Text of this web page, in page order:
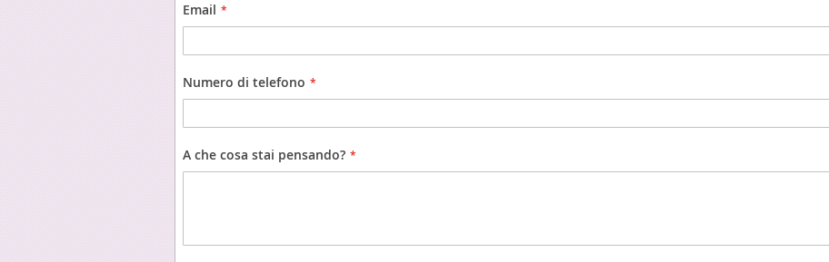
Email
Numero di telefono
A che cosa stai pensando?